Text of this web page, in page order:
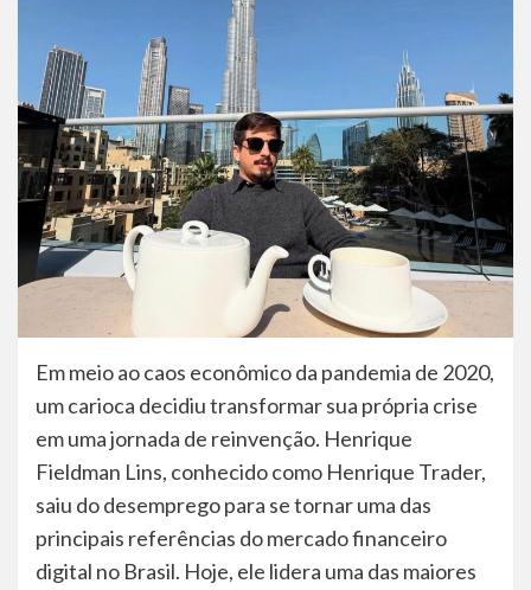
Em meio ao caos econômico da pandemia de 2020,
um carioca decidiu transformar sua própria crise
em uma jornada de reinvenção. Henrique
Fieldman Lins, conhecido como Henrique Trader,
saiu do desemprego para se tornar uma das
principais referências do mercado financeiro
digital no Brasil. Hoje, ele lidera uma das maiores